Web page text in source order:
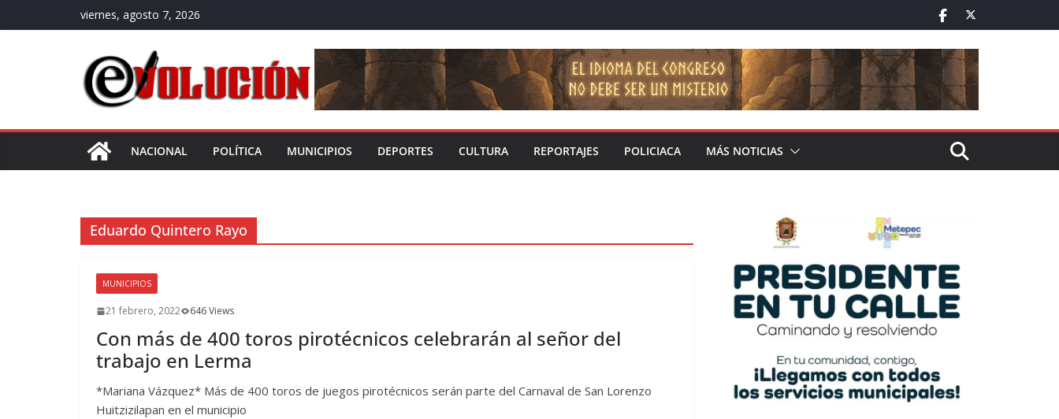
al
viernes, agosto 7, 2026
NACIONAL POLÍTICA MUNICIPIOS DEPORTES CULTURA REPORTAJES POLICIACA MÁS NOTICIAS
Eduardo Quintero Rayo
MUNICIPIOS
21 febrero, 2022 646 Views
Con más de 400 toros pirotécnicos celebrarán al señor del
trabajo en Lerma
*Mariana Vázquez* Más de 400 toros de juegos pirotécnicos serán parte del Carnaval de San Lorenzo
Huitzizilapan en el municipio